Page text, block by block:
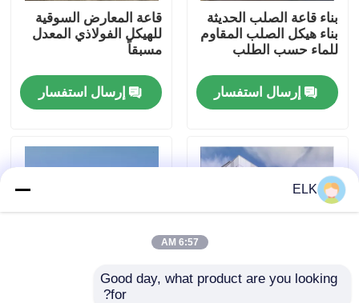
مراقبة الجودة
اتصل بنا
أخبار
القضايا
بناء قاعة الصلب الحديثة
بناء هيكل الصلب المقاوم
للماء حسب الطلب
إرسال استفسار
قاعة المعارض السوقية
للهيكل الفولاذي المعدل
مسبقاً
إرسال استفسار
قاعة المعارض الهيكل
ELK
6:57 AM
Good day, what product are you looking
for?